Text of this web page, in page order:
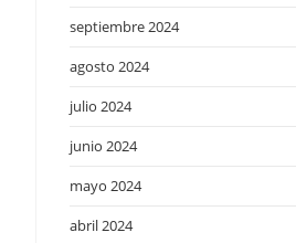
septiembre 2024
agosto 2024
julio 2024
junio 2024
mayo 2024
abril 2024